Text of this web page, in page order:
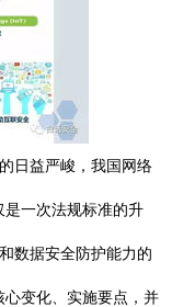
日益严峻，我国网络
一次法规标准的升
数据安全防护能力的
变化、实施要点，并